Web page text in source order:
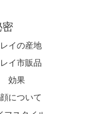
密
イの産地
イ市販品
効果
について